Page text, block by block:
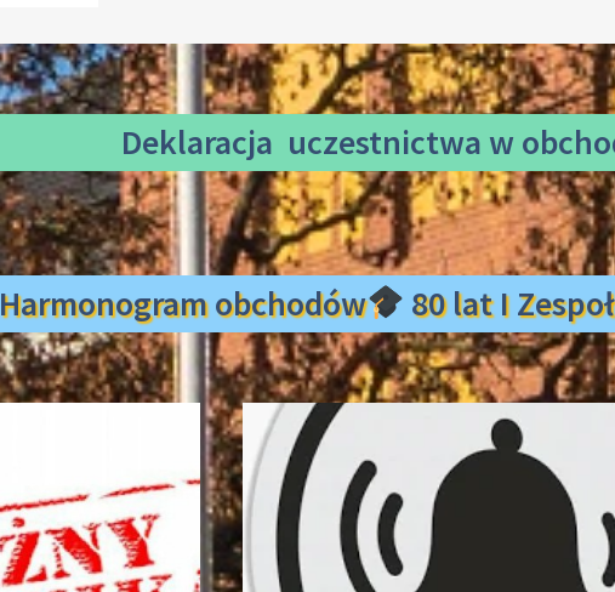
Deklaracja uczestnictwaw
Harmonogram obchodów 80 lat I